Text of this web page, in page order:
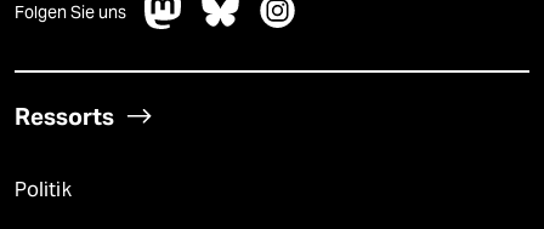
Folgen Sie uns
Ressorts
Politik